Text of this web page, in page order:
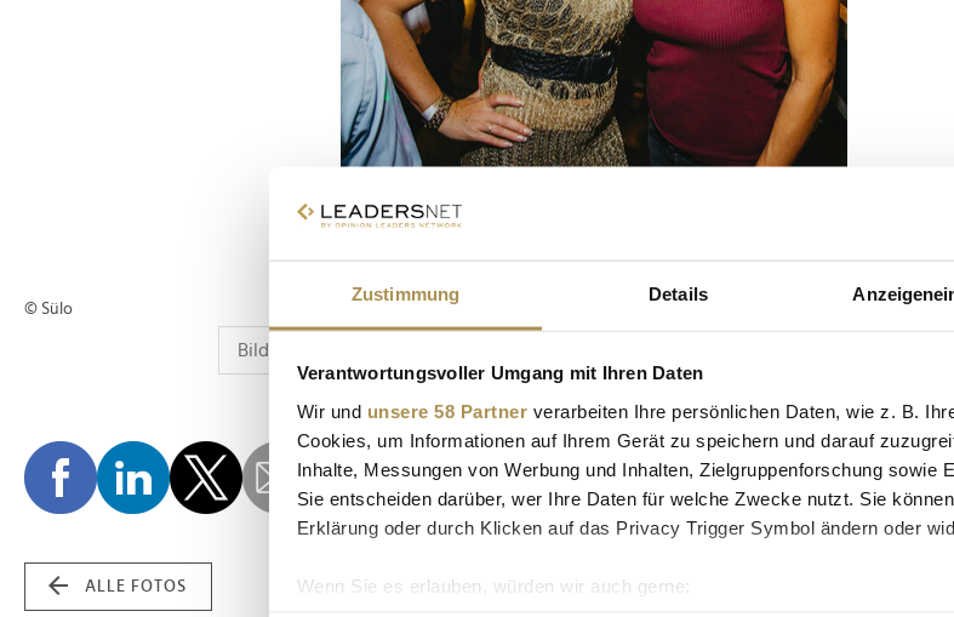
Zustimmung Details
Verantwortungsvoller Umgang mit Ihren Daten
Wir und unsere 58 Partner verarbeiten Ihre persönlichen Daten, wie z. B.
Cookies, um Informationen auf Ihrem Gerät zu speichern und darauf
Inhalte, Messungen von Werbung und Inhalten, Zielgruppenforschung sowie
Sie entscheiden darüber, wer Ihre Daten für welche Zwecke nutzt. Sie
Erklärung oder durch Klicken auf das Privacy Trigger Symbol ändern oder
Wenn Sie es erlauben, würden wir auch gerne:
© Sülo
ALLE FOTOS
Advertisement